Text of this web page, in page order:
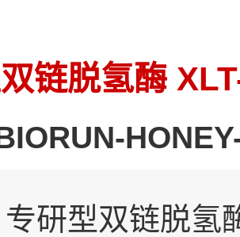
链脱氢酶
研型双链脱氢